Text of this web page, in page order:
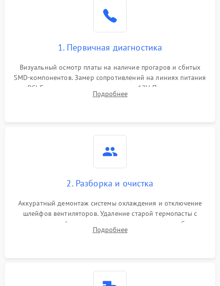
Механические повреждения
1. Первичная диагностика
Визуальный осмотр платы на наличие прогаров и сбитых
SMD-компонентов. Замер сопротивлений на линиях питания
PCI-E и дополнительных разъемах 12V. Проверка на
короткое замыкание основных дросселей питания GPU и
Подробнее
2. Разборка и очистка
Аккуратный демонтаж системы охлаждения и отключение
шлейфов вентиляторов. Удаление старой термопасты с
кристалла графического чипа и термопрокладок с банок
памяти и зоны VRM. Очистка платы от пыли и окислов.
Подробнее